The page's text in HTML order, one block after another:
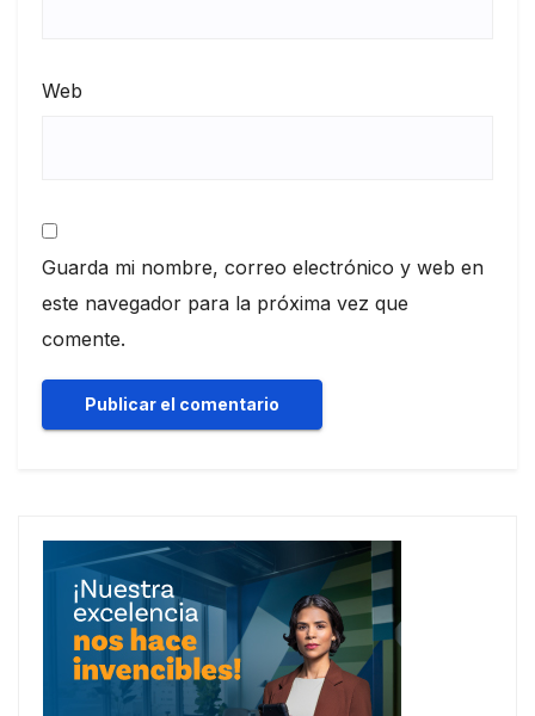
Web
Guarda mi nombre, correo electrónico y web en
este navegador para la próxima vez que
comente.